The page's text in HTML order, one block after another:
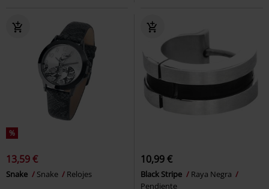
%
13,59 €
Snake Snake Relojes
10,99 €
Black Stripe
Raya Negra
Pendiente